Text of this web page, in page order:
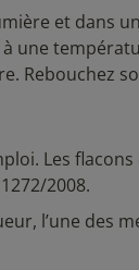
et dans
une
Rebouchez
Les
2008.
l’une des